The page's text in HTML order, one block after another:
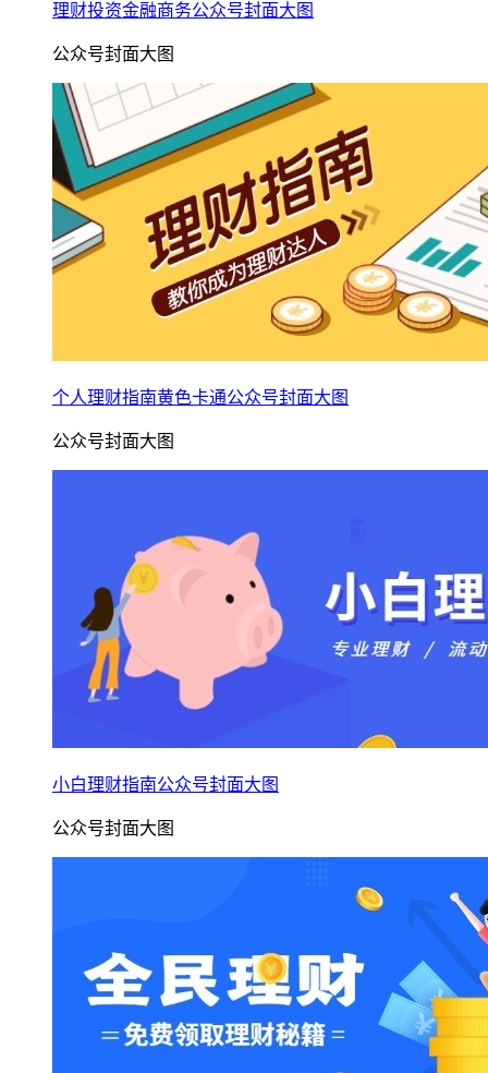
理财投资金融商务公众号封面大图
公众号封面大图
个人理财指南黄色卡通公众号封面大图
公众号封面大图
小白理财指南公众号封面大图
公众号封面大图